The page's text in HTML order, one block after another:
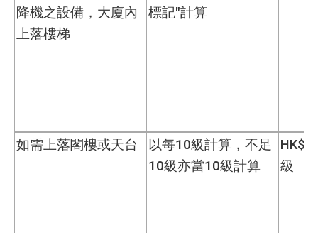
降機之設備，大廈內
上落樓梯
標記"計算
如需上落閣樓或天台
以每10級計算，不足
10級亦當10級計算
級